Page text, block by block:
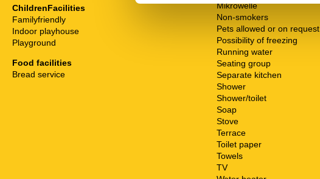
ChildrenFacilities
Familyfriendly
Indoor playhouse
Playground
Food facilities
Bread service
Mikrowelle
Non-smokers
Pets allowed or on request
Possibility of freezing
Running water
Seating group
Separate kitchen
Shower
Shower/toilet
Soap
Stove
Terrace
Toilet paper
Towels
TV